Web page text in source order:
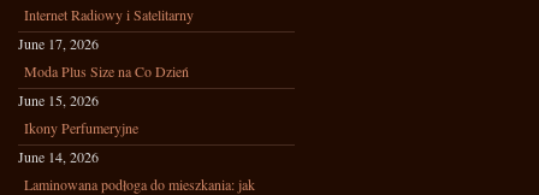
Internet Radiowy i Satelitarny
June 17, 2026
Moda Plus Size na Co Dzień
June 15, 2026
Ikony Perfumeryjne
June 14, 2026
Laminowana podłoga do mieszkania: jak